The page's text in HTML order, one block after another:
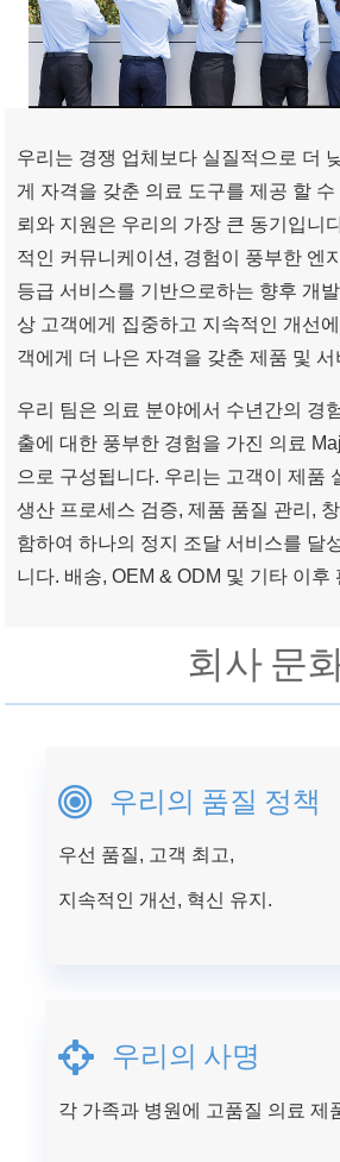
우리는 경쟁 업체보다 실질적으로 더
게 자격을 갖춘 의료 도구를 제공 할
뢰와 지원은 우리의 가장 큰 동기입니
적인 커뮤니케이션, 경험이 풍부한 엔
등급 서비스를 기반으로하는 향후 개
상 고객에게 집중하고 지속적인 개선
객에게 더 나은 자격을 갖춘 제품 및
우리 팀은 의료 분야에서 수년간의 경
출에 대한 풍부한 경험을 가진 의료
으로 구성됩니다. 우리는 고객이 제품
생산 프로세스 검증, 제품 품질 관리,
함하여 하나의 정지 조달 서비스를 달
니다. 배송, OEM & ODM 및 기타 이후
회사 문
우리의 품질 정책
우선 품질, 고객 최고,
지속적인 개선, 혁신 유지.
우리의 사명
각 가족과 병원에 고품질 의료 제